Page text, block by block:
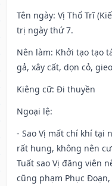
Tên ngày: Vị Thổ Trĩ
trị ngày thứ 7.
Nên làm: Khởi tạo tạo
gả, xây cất, dọn cỏ,
Kiêng cữ: Đi thuyền
Ngoại lệ:
- Sao Vị mất chí khí tại
rất hung, không nên
Tuất sao Vị đăng viên
cũng phạm Phục